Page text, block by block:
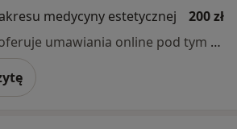
medycyny estetycznej
200 zł
Specjalista nie oferuje umawiania online pod tym adresem.